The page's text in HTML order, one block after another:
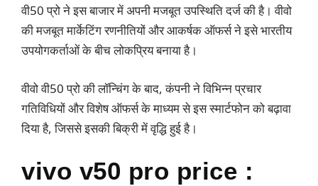
वी50 प्रो ने इस बाजार में अपनी मजबूत उपस्थिति दर्ज की है। वीवो
की मजबूत मार्केटिंग रणनीतियों और आकर्षक ऑफर्स ने इसे भारतीय
उपयोगकर्ताओं के बीच लोकप्रिय बनाया है।
वीवो वी50 प्रो की लॉन्चिंग के बाद, कंपनी ने विभिन्न प्रचार
गतिविधियों और विशेष ऑफर्स के माध्यम से इस स्मार्टफोन को बढ़ावा
दिया है, जिससे इसकी बिक्री में वृद्धि हुई है।
vivo v50 pro price :